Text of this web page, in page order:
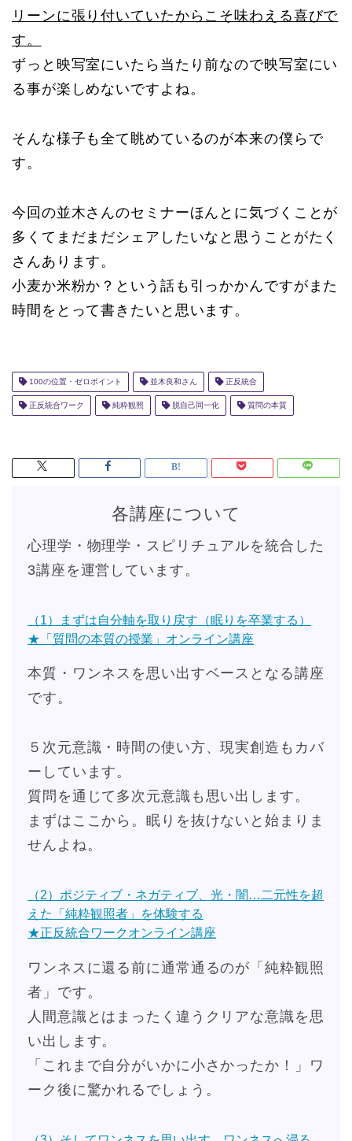
リーンに張り付いていたからこそ味わえる喜びで
す。
ずっと映写室にいたら当たり前なので映写室にい
る事が楽しめないですよね。
そんな様子も全て眺めているのが本来の僕らで
す。
今回の並木さんのセミナーほんとに気づくことが
多くてまだまだシェアしたいなと思うことがたく
さんあります。
小麦か米粉か？という話も引っかかんですがまた
時間をとって書きたいと思います。
100の位置・ゼロポイント 並木良和さん 正反統合
正反統合ワーク 純粋観照 脱自己同一化 質問の本質
各講座について
心理学・物理学・スピリチュアルを統合した
3講座を運営しています。
（1）まずは自分軸を取り戻す（眠りを卒業する）
★「質問の本質の授業」オンライン講座
本質・ワンネスを思い出すベースとなる講座
です。
５次元意識・時間の使い方、現実創造もカバ
ーしています。
質問を通じて多次元意識も思い出します。
まずはここから。眠りを抜けないと始まりま
せんよね。
（2）ポジティブ・ネガティブ、光・闇…二元性を超
えた「純粋観照者」を体験する
★正反統合ワークオンライン講座
ワンネスに還る前に通常通るのが「純粋観照
者」です。
人間意識とはまったく違うクリアな意識を思
い出します。
「これまで自分がいかに小さかったか！」ワ
ーク後に驚かれるでしょう。